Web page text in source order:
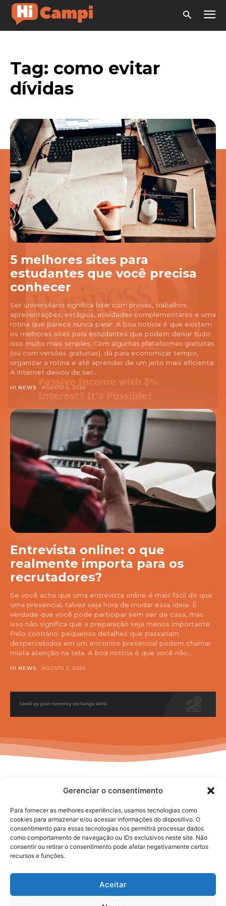
Gerenciar o consentimento
Para fornecer as melhores experiências, usamos tecnologias como
cookies para armazenar e/ou acessar informações do dispositivo. O
consentimento para essas tecnologias nos permitirá processar dados
como comportamento de navegação ou IDs exclusivos neste site. Não
consentir ou retirar o consentimento pode afetar negativamente certos
recursos e funções.
Aceitar
Tag: como evitar
dívidas
5 melhores sites para
estudantes que você precisa
conhecer
Ser universitário significa lidar com provas, trabalhos,
apresentações, estágios, atividades complementares e uma
rotina que parece nunca parar. A boa notícia é que existem
os melhores sites para estudantes que podem deixar tudo
isso muito mais simples. Com algumas plataformas gratuitas
(ou com versões gratuitas), dá para economizar tempo,
organizar a rotina e até aprender de um jeito mais eficiente.
A internet deixou de ser...
HI NEWS AGOSTO 6, 2026
Entrevista online: o que
realmente importa para os
recrutadores?
Se você acha que uma entrevista online é mais fácil do que
uma presencial, talvez seja hora de mudar essa ideia. É
verdade que você pode participar sem sair de casa, mas
isso não significa que a preparação seja menos importante.
Pelo contrário: pequenos detalhes que passariam
despercebidos em um encontro presencial podem chamar
muita atenção na tela. A boa notícia é que você não...
HI NEWS AGOSTO 3, 2026
No posts to display